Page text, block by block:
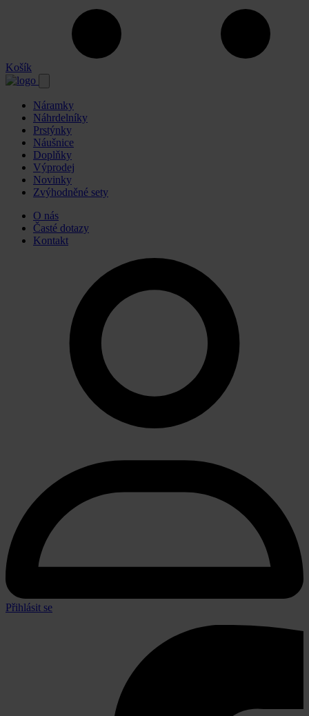
Košík
Náramky
Náhrdelníky
Prstýnky
Náušnice
Doplňky
Výprodej
Novinky
Zvýhodněné sety
O nás
Časté dotazy
Kontakt
Přihlásit se